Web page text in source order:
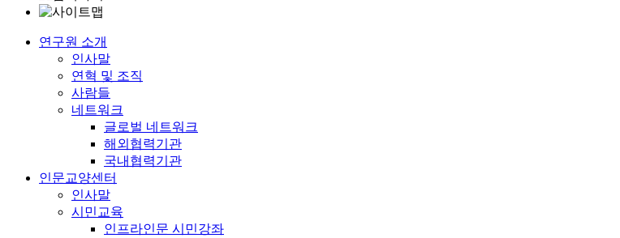
연구원 소개
인사말
연혁 및 조직
사람들
네트워크
글로벌 네트워크
해외협력기관
국내협력기관
인문교양센터
인사말
시민교육
인프라인문 시민강좌